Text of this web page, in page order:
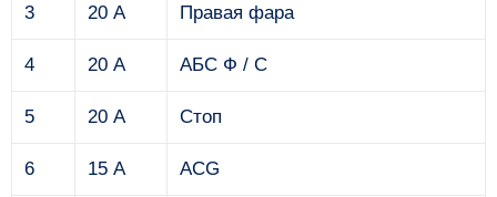
3 20 А Правая фара
4 20 А АБС Ф / С
5 20 А Стоп
6 15 А ACG